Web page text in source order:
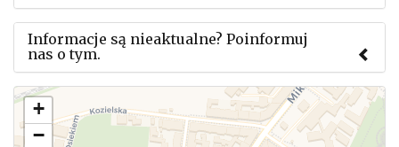
Informacje są nieaktualne? Poinformuj
nas o tym.
Użyj tego formularza aby przesłać informację o
zmianach w powyższym mityngu.
+
−